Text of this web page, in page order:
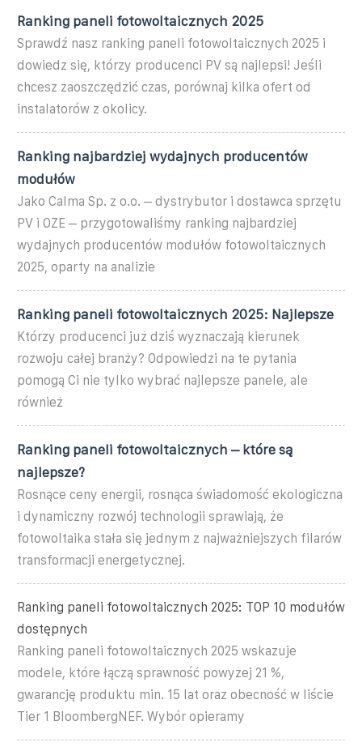
Ranking paneli fotowoltaicznych 2025
Sprawdź nasz ranking paneli fotowoltaicznych 2025 i
dowiedz się, którzy producenci PV są najlepsi! Jeśli
chcesz zaoszczędzić czas, porównaj kilka ofert od
instalatorów z okolicy.
Ranking najbardziej wydajnych producentów
modułów
Jako Calma Sp. z o.o. – dystrybutor i dostawca sprzętu
PV i OZE – przygotowaliśmy ranking najbardziej
wydajnych producentów modułów fotowoltaicznych
2025, oparty na analizie
Ranking paneli fotowoltaicznych 2025: Najlepsze
Którzy producenci już dziś wyznaczają kierunek
rozwoju całej branży? Odpowiedzi na te pytania
pomogą Ci nie tylko wybrać najlepsze panele, ale
również
Ranking paneli fotowoltaicznych – które są
najlepsze?
Rosnące ceny energii, rosnąca świadomość ekologiczna
i dynamiczny rozwój technologii sprawiają, że
fotowoltaika stała się jednym z najważniejszych filarów
transformacji energetycznej.
Ranking paneli fotowoltaicznych 2025: TOP 10 modułów
dostępnych
Ranking paneli fotowoltaicznych 2025 wskazuje
modele, które łączą sprawność powyżej 21 %,
gwarancję produktu min. 15 lat oraz obecność w liście
Tier 1 BloombergNEF. Wybór opieramy